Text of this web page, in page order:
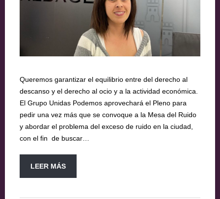
Queremos garantizar el equilibrio entre del derecho al
descanso y el derecho al ocio y a la actividad económica.
El Grupo Unidas Podemos aprovechará el Pleno para
pedir una vez más que se convoque a la Mesa del Ruido
y abordar el problema del exceso de ruido en la ciudad,
con el fin de buscar…
LEER MÁS